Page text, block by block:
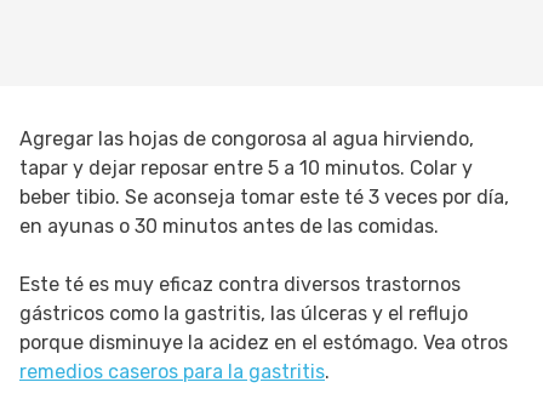
Agregar las hojas de congorosa al agua hirviendo,
tapar y dejar reposar entre 5 a 10 minutos. Colar y
beber tibio. Se aconseja tomar este té 3 veces por día,
en ayunas o 30 minutos antes de las comidas.
Este té es muy eficaz contra diversos trastornos
gástricos como la gastritis, las úlceras y el reflujo
porque disminuye la acidez en el estómago. Vea otros
remedios caseros para la gastritis.